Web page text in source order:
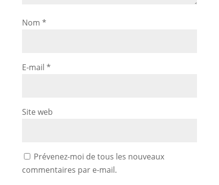
Nom *
E-mail *
Site web
Prévenez-moi de tous les nouveaux
commentaires par e-mail.